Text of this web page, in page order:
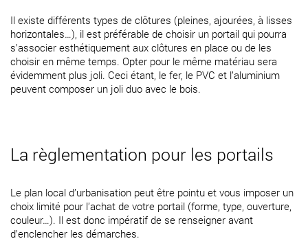
Il existe différents types de clôtures (pleines, ajourées, à lisses
horizontales…), il est préférable de choisir un portail qui pourra
s’associer esthétiquement aux clôtures en place ou de les
choisir en même temps. Opter pour le même matériau sera
évidemment plus joli. Ceci étant, le fer, le PVC et l’aluminium
peuvent composer un joli duo avec le bois.
La règlementation pour les portails
Le plan local d’urbanisation peut être pointu et vous imposer un
choix limité pour l’achat de votre portail (forme, type, ouverture,
couleur…). Il est donc impératif de se renseigner avant
d’enclencher les démarches.